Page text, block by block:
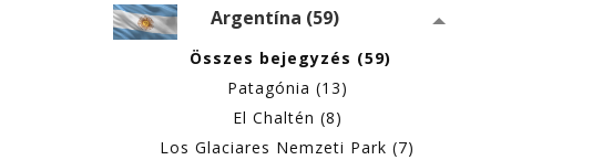
Argentína (59)
Összes bejegyzés (59)
Patagónia (13)
El Chaltén (8)
Los Glaciares Nemzeti Park (7)